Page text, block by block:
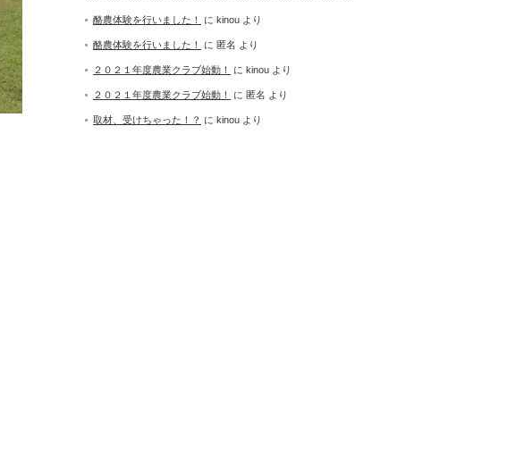
酪農体験を行いました！ に kinou より
酪農体験を行いました！ に 匿名 より
２０２１年度農業クラブ始動！ に kinou より
２０２１年度農業クラブ始動！ に 匿名 より
取材、受けちゃった！？ に kinou より